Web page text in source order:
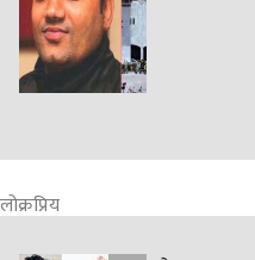
लोक्रप्रिय